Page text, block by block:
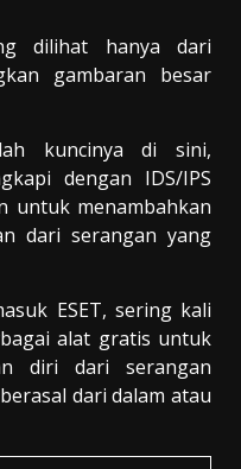
dilihat hanya dari
gambaran besar
kuncinya di sini,
dengan IDS/IPS
untuk menambahkan
dari serangan yang
ESET, sering kali
alat gratis untuk
diri dari serangan
dari dalam atau